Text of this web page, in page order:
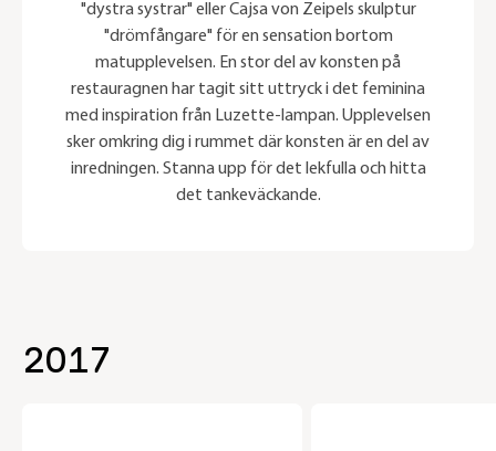
"dystra systrar" eller Cajsa von Zeipels skulptur
"drömfångare" för en sensation bortom
matupplevelsen. En stor del av konsten på
restauragnen har tagit sitt uttryck i det feminina
med inspiration från Luzette-lampan. Upplevelsen
sker omkring dig i rummet där konsten är en del av
inredningen. Stanna upp för det lekfulla och hitta
det tankeväckande.
2017